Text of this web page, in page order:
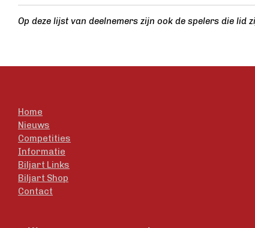
Op deze lijst van deelnemers zijn ook de spelers die lid
Home
Nieuws
Competities
Informatie
Biljart Links
Biljart Shop
Contact